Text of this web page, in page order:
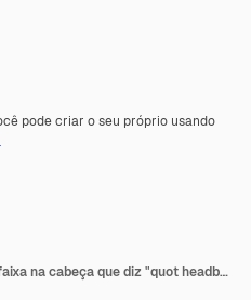
pode criar o seu próprio usando
Um homem vestindo uma faixa na cabeça que diz "quot headband quot"